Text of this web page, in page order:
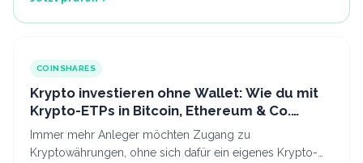
COINSHARES
Krypto investieren ohne Wallet: Wie du mit
Krypto-ETPs in Bitcoin, Ethereum & Co.
anlegst
Immer mehr Anleger möchten Zugang zu
Kryptowährungen, ohne sich dafür ein eigenes Krypto-